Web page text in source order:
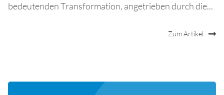
bedeutenden Transformation, angetrieben durch die...
Zum Artikel